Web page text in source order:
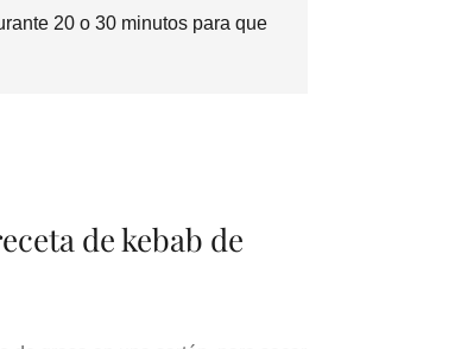
20 o 30 minutos para que
de kebab de